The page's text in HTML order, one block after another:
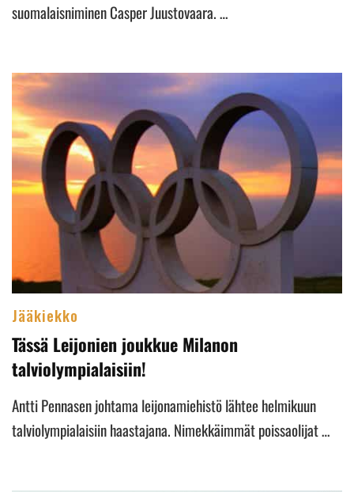
suomalaisniminen Casper Juustovaara. …
Jääkiekko
Tässä Leijonien joukkue Milanon
talviolympialaisiin!
Antti Pennasen johtama leijonamiehistö lähtee helmikuun
talviolympialaisiin haastajana. Nimekkäimmät poissaolijat …